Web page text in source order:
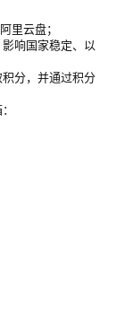
里云盘；
响国家稳定、以
分，并通过积分